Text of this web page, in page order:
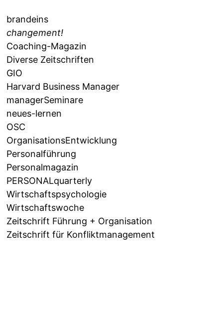
brandeins
changement!
Coaching-Magazin
Diverse Zeitschriften
GIO
Harvard Business Manager
managerSeminare
neues-lernen
OSC
OrganisationsEntwicklung
Personalführung
Personalmagazin
PERSONALquarterly
Wirtschaftspsychologie
Wirtschaftswoche
Zeitschrift Führung + Organisation
Zeitschrift für Konfliktmanagement